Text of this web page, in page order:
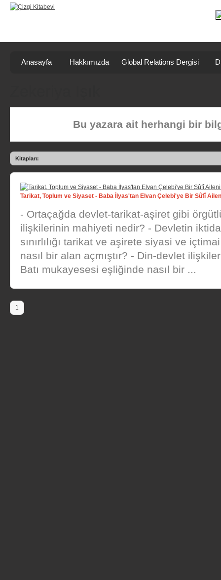
Anasayfa Hakkımızda Global Relations Dergisi
Bu yazara ait herhangi bir
Kitapları:
Tarikat, Toplum ve Siyaset - Baba İlyas'tan Elvan Çelebi'ye Bir Sûfî
- Ortaçağda devlet-tarikat-aşiret gibi
ilişkilerinin mahiyeti nedir? - Devletin
sınırlılığı tarikat ve aşirete siyasi ve
nasıl bir alan açmıştır? - Din-devlet
Batı mukayesesi eşliğinde nasıl bir ...
1